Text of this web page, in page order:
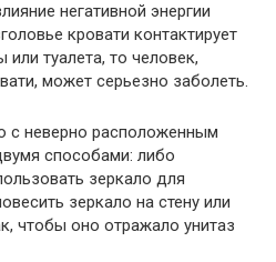
негативной энергии
кровати контактирует
туалета, то человек,
может серьезно заболеть.
с неверно расположенным
способами: либо
зеркало для
зеркало на стену или
чтобы оно отражало унитаз